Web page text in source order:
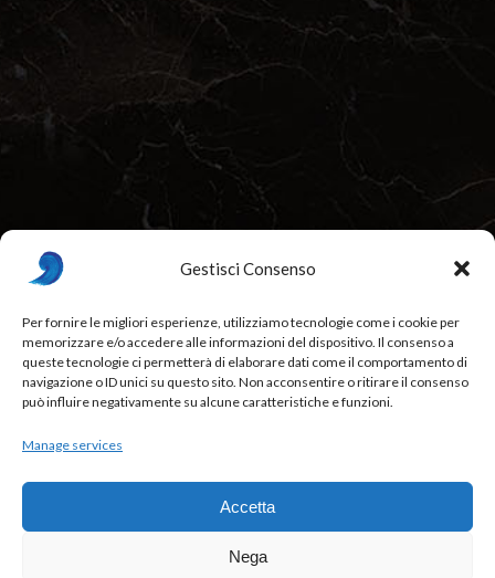
Gestisci Consenso
Per fornire le migliori esperienze, utilizziamo tecnologie come i cookie per
memorizzare e/o accedere alle informazioni del dispositivo. Il consenso a
queste tecnologie ci permetterà di elaborare dati come il comportamento di
navigazione o ID unici su questo sito. Non acconsentire o ritirare il consenso
può influire negativamente su alcune caratteristiche e funzioni.
Manage services
Accetta
Nega
Beurré Restaurant & Fine Dining, Bordeaux, France
88841 - Italy,012 34 567,beurre@example.com